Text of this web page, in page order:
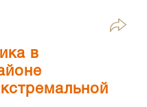
в